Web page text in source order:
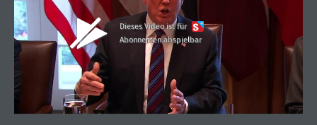
Dieses Video ist für
Abonnenten abspielbar